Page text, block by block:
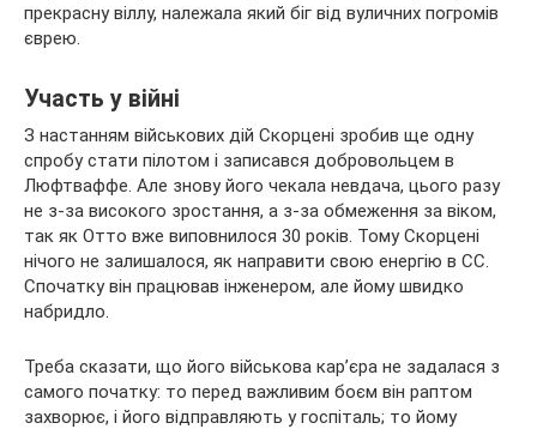
прекрасну віллу, належала який біг від вуличних погромів
єврею.
Участь у війні
З настанням військових дій Скорцені зробив ще одну
спробу стати пілотом і записався добровольцем в
Люфтваффе. Але знову його чекала невдача, цього разу
не з-за високого зростання, а з-за обмеження за віком,
так як Отто вже виповнилося 30 років. Тому Скорцені
нічого не залишалося, як направити свою енергію в СС.
Спочатку він працював інженером, але йому швидко
набридло.
Треба сказати, що його військова кар’єра не задалася з
самого початку: то перед важливим боєм він раптом
захворює, і його відправляють у госпіталь; то йому